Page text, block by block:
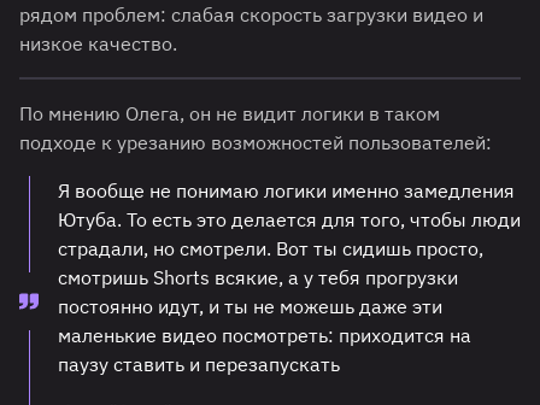
рядом проблем: слабая скорость загрузки видео и
низкое качество.
По мнению Олега, он не видит логики в таком
подходе к урезанию возможностей пользователей:
Я вообще не понимаю логики именно замедления
Ютуба. То есть это делается для того, чтобы люди
страдали, но смотрели. Вот ты сидишь просто,
смотришь Shorts всякие, а у тебя прогрузки
постоянно идут, и ты не можешь даже эти
маленькие видео посмотреть: приходится на
паузу ставить и перезапускать